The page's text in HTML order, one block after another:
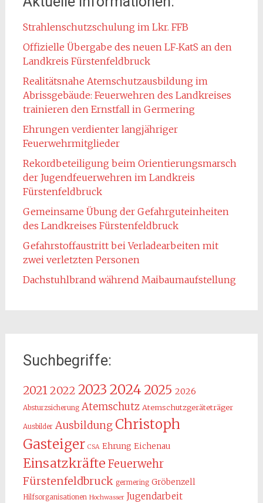
Strahlenschutzschulung im Lkr. FFB
Offizielle Übergabe des neuen LF‑KatS an den
Landkreis Fürstenfeldbruck
Realitätsnahe Atemschutzausbildung im
Abrissgebäude: Feuerwehren des Landkreises
trainieren den Ernstfall in Germering
Ehrungen verdienter langjähriger
Feuerwehrmitglieder
Rekordbeteiligung beim Orientierungsmarsch
der Jugendfeuerwehren im Landkreis
Fürstenfeldbruck
Gemeinsame Übung der Gefahrguteinheiten
des Landkreises Fürstenfeldbruck
Gefahrstoffaustritt bei Verladearbeiten mit
zwei verletzten Personen
Dachstuhlbrand während Maibaumaufstellung
Suchbegriffe:
2021 2022 2023 2024 2025 2026
Absturzsicherung Atemschutz Atemschutzgeräteträger
Ausbilder Ausbildung Christoph
Gasteiger CSA Ehrung Eichenau
Einsatzkräfte Feuerwehr
Fürstenfeldbruck germering Gröbenzell
Hilfsorganisationen Hochwasser Jugendarbeit